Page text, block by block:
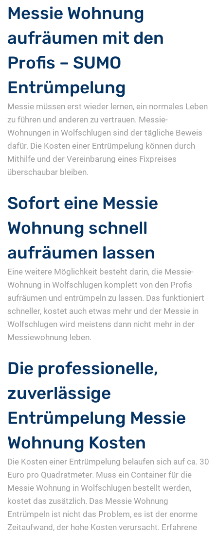
Messie Wohnung
aufräumen mit den
Profis – SUMO
Entrümpelung
Messie müssen erst wieder lernen, ein normales Leben
zu führen und anderen zu vertrauen. Messie-
Wohnungen in Wolfschlugen sind der tägliche Beweis
dafür. Die Kosten einer Entrümpelung können durch
Mithilfe und der Vereinbarung eines Fixpreises
überschaubar bleiben.
Sofort eine Messie
Wohnung schnell
aufräumen lassen
Eine weitere Möglichkeit besteht darin, die Messie-
Wohnung in Wolfschlugen komplett von den Profis
aufräumen und entrümpeln zu lassen. Das funktioniert
schneller, kostet auch etwas mehr und der Messie in
Wolfschlugen wird meistens dann nicht mehr in der
Messiewohnung leben.
Die professionelle,
zuverlässige
Entrümpelung Messie
Wohnung Kosten
Die Kosten einer Entrümpelung belaufen sich auf ca. 30
Euro pro Quadratmeter. Muss ein Container für die
Messie Wohnung in Wolfschlugen bestellt werden,
kostet das zusätzlich. Das Messie Wohnung
Entrümpeln ist nicht das Problem, es ist der enorme
Zeitaufwand, der hohe Kosten verursacht. Erfahrene